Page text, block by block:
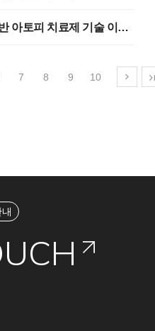
아토피 치료제 기술 이전
7 8 9 10